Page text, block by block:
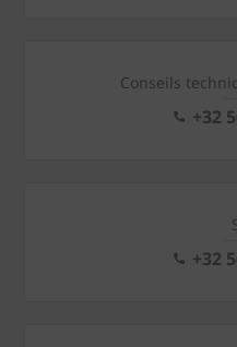
Conseils
+32
+32